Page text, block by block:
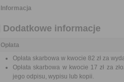
Informacja
Dodatkowe informacje
Opłata
Opłata skarbowa w kwocie 82 zł za
Opłata skarbowa w kwocie 17 zł za
jego odpisu, wypisu lub kopii.